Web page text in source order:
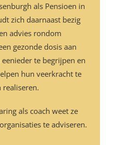
als Pensioen in
zich daarnaast bezig
advies rondom
gezonde dosis aan
te begrijpen en
hun veerkracht te
realiseren.
als coach weet ze
te adviseren.